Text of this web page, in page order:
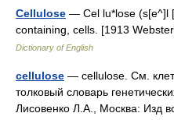
Cellulose — Cel lu*lose (s[e^]l
containing, cells. [1913
Dictionary of English
cellulose — cellulose. См.
толковый словарь
Лисовенко Л.А., Москва: Изд